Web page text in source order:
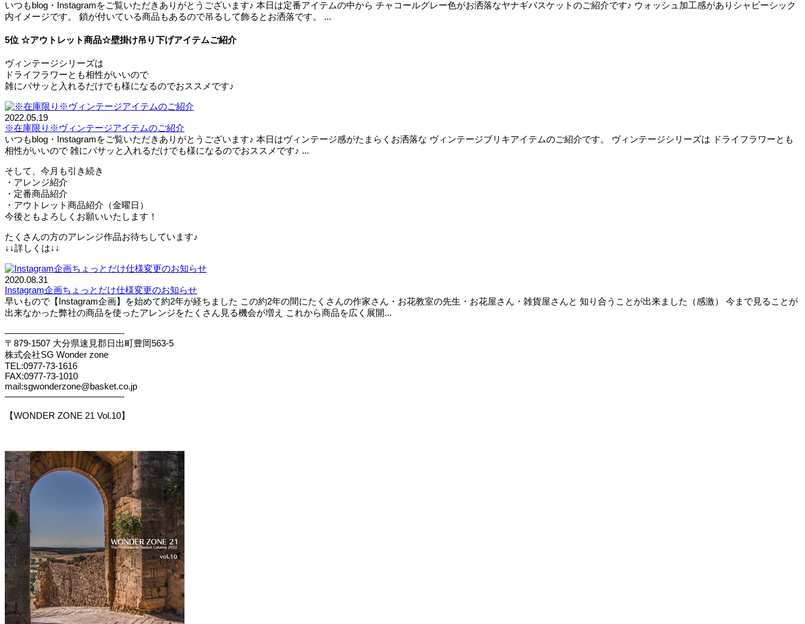
いつもblog・Instagramをご覧いただきありがとうございます♪ 本日は定番アイテムの中から チャコールグレー色がお洒落なヤナギバスケットのご紹介です♪ ウォッシュ加工感がありシャビーシック
内イメージです。 鎖が付いている商品もあるので吊るして飾るとお洒落です。 ...
5位 ☆アウトレット商品☆壁掛け吊り下げアイテムご紹介
ヴィンテージシリーズは
ドライフラワーとも相性がいいので
雑にバサッと入れるだけでも様になるのでおススメです♪
2022.05.19
※在庫限り※ヴィンテージアイテムのご紹介
いつもblog・Instagramをご覧いただきありがとうございます♪ 本日はヴィンテージ感がたまらくお洒落な ヴィンテージブリキアイテムのご紹介です。 ヴィンテージシリーズは ドライフラワーとも
相性がいいので 雑にバサッと入れるだけでも様になるのでおススメです♪ ...
そして、今月も引き続き
・アレンジ紹介
・定番商品紹介
・アウトレット商品紹介（金曜日）
今後ともよろしくお願いいたします！
たくさんの方のアレンジ作品お待ちしています♪
↓↓詳しくは↓↓
2020.08.31
Instagram企画ちょっとだけ仕様変更のお知らせ
早いもので【Instagram企画】を始めて約2年が経ちました この約2年の間にたくさんの作家さん・お花教室の先生・お花屋さん・雑貨屋さんと 知り合うことが出来ました（感激） 今まで見ることが
出来なかった弊社の商品を使ったアレンジをたくさん見る機会が増え これから商品を広く展開...
—————————————-
〒879-1507 大分県速見郡日出町豊岡563-5
株式会社SG Wonder zone
TEL:0977-73-1616
FAX:0977-73-1010
mail:sgwonderzone@basket.co.jp
—————————————-
【WONDER ZONE 21 Vol.10】